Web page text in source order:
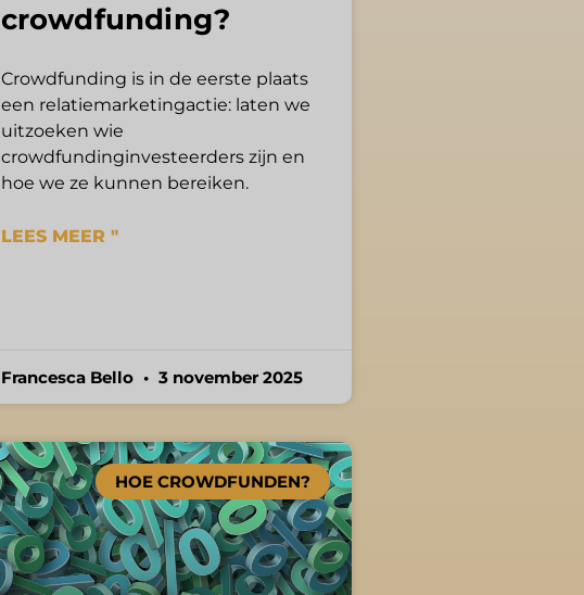
crowdfunding?
Crowdfunding is in de eerste plaats
een relatiemarketingactie: laten we
uitzoeken wie
crowdfundinginvesteerders zijn en
hoe we ze kunnen bereiken.
LEES MEER "
Francesca Bello 3 november 2025
HOE CROWDFUNDEN?